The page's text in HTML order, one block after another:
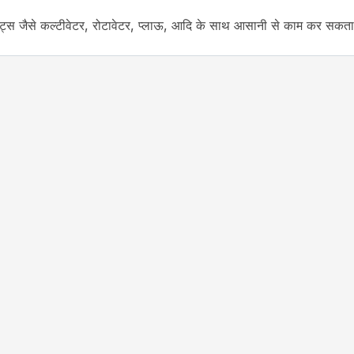
जैसे कल्टीवेटर, रोटावेटर, प्लाऊ, आदि के साथ आसानी से काम कर